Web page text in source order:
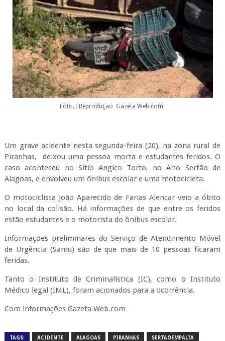
Foto. : Reprodução Gazeta Web.com
Um grave acidente nesta segunda-feira (20), na zona rural de
Piranhas, deixou uma pessoa morta e estudantes feridos. O
caso aconteceu no Sítio Angico Torto, no Alto Sertão de
Alagoas, e envolveu um ônibus escolar e uma motocicleta.
O motociclista João Aparecido de Farias Alencar veio a óbito
no local da colisão. Há informações de que entre os feridos
estão estudantes e o motorista do ônibus escolar.
Informações preliminares do Serviço de Atendimento Móvel
de Urgência (Samu) são de que mais de 10 pessoas ficaram
feridas.
Tanto o Instituto de Criminalística (IC), como o Instituto
Médico legal (IML), foram acionados para a ocorrência.
Com informações Gazeta Web.com
TAGS: ACIDENTE ALAGOAS PIRANHAS SERTAOEMPALTA